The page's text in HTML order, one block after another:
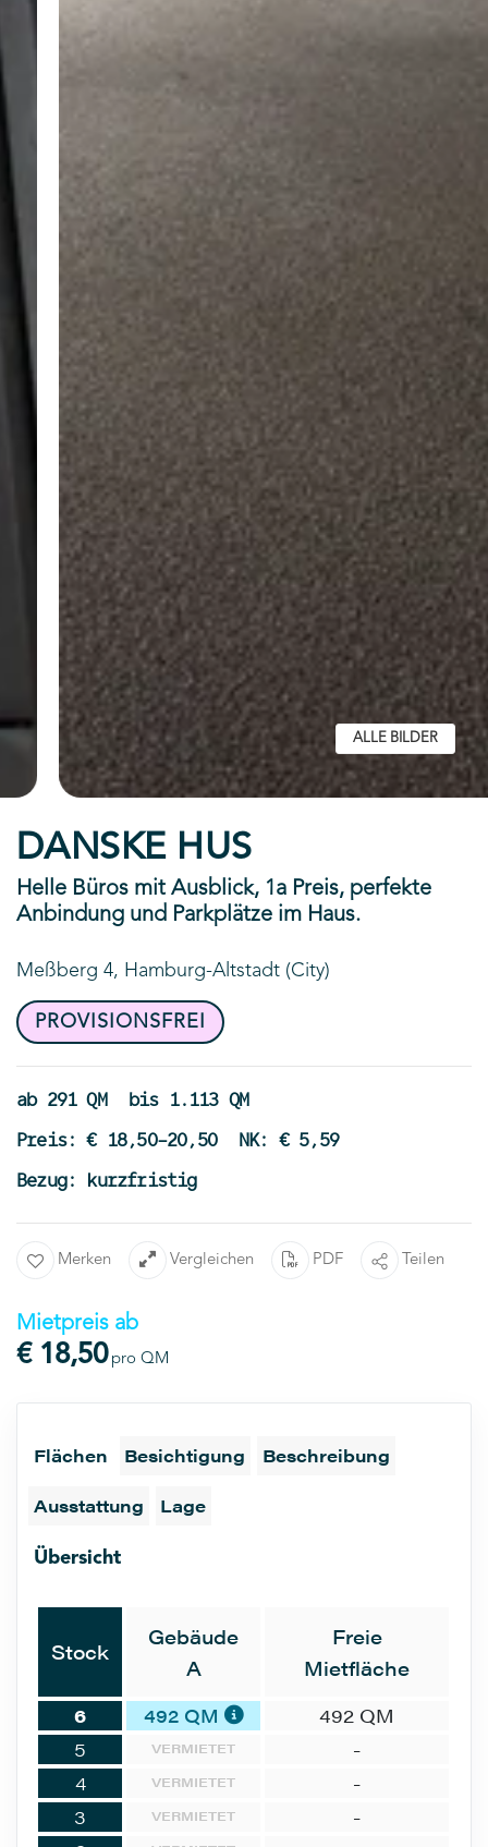
ALLE BILDER
DANSKE HUS
Helle Büros mit Ausblick, 1a Preis, perfekte
Anbindung und Parkplätze im Haus.
Meßberg 4, Hamburg-Altstadt (City)
PROVISIONSFREI
ab 291 QM
bis 1.113 QM
Preis: € 18,50-20,50
NK: € 5,59
Bezug: kurzfristig
Merken Vergleichen PDF Teilen
Mietpreis ab
€ 18,50 pro QM
Flächen Besichtigung
Beschreibung
Ausstattung
Lage
Übersicht
Stock
Gebäude
A
Freie
Mietfläche
6 492 QM
492 QM
5
VERMIETET
-
4
VERMIETET
-
3
VERMIETET
-